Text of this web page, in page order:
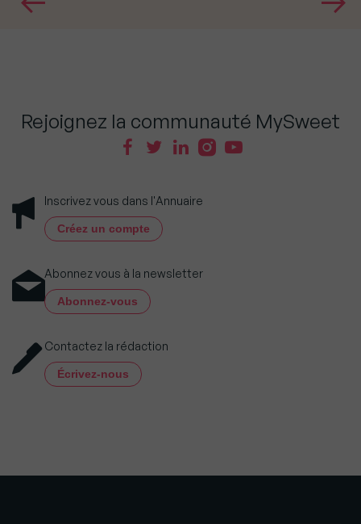
Rejoignez la communauté MySweet
Inscrivez vous dans l'Annuaire
Créez un compte
Abonnez vous à la newsletter
Abonnez-vous
Contactez la rédaction
Écrivez-nous